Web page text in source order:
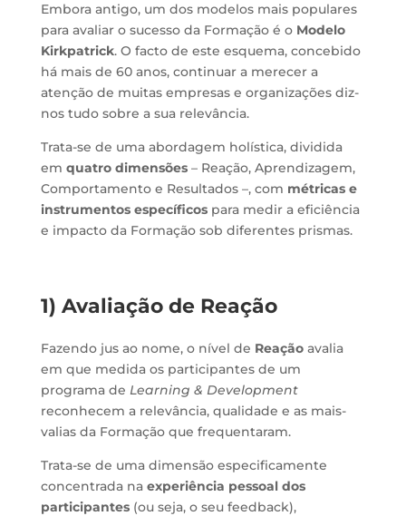
Embora antigo, um dos modelos mais populares
para avaliar o sucesso da Formação é o Modelo
Kirkpatrick. O facto de este esquema, concebido
há mais de 60 anos, continuar a merecer a
atenção de muitas empresas e organizações diz-
nos tudo sobre a sua relevância.
Trata-se de uma abordagem holística, dividida
em quatro dimensões– Reação, Aprendizagem,
Comportamento e Resultados –, com métricas e
instrumentos específicospara medir a eficiência
e impacto da Formação sob diferentes prismas.
1) Avaliação de Reação
Fazendo jus ao nome, o nível de Reaçãoavalia
em que medida os participantes de um
programa de Learning & Development
reconhecem a relevância, qualidade e as mais-
valias da Formação que frequentaram.
Trata-se de uma dimensão especificamente
concentrada na experiência pessoal dos
participantes(ou seja, o seu feedback),